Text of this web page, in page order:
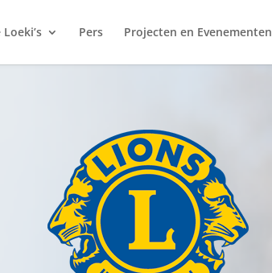
Loeki’s Pers Projecten en Evenementen